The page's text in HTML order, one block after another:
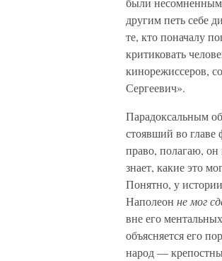
другим петь себе
те, кто поначалу
критиковать
кинорежиссеров,
Сергеевич».
Парадоксальным
стоявший во
право, полагаю,
знает, какие это
Понятно, у
Наполеон не мог
вне его
объясняется его
народ —